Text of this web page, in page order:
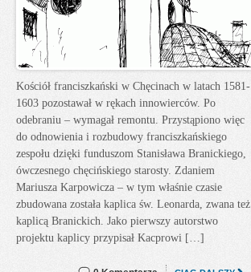
Kościół franciszkański w Chęcinach w latach 1581-
1603 pozostawał w rękach innowierców. Po
odebraniu – wymagał remontu. Przystąpiono więc
do odnowienia i rozbudowy franciszkańskiego
zespołu dzięki funduszom Stanisława Branickiego,
ówczesnego chęcińskiego starosty. Zdaniem
Mariusza Karpowicza – w tym właśnie czasie
zbudowana została kaplica św. Leonarda, zwana też
kaplicą Branickich. Jako pierwszy autorstwo
projektu kaplicy przypisał Kacprowi […]